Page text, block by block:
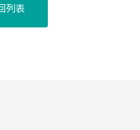
列表